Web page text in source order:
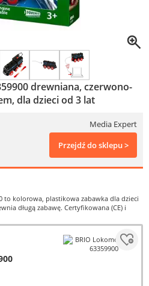
drewniana, czerwono-
dla dzieci od 3 lat
Media Expert
Przejdź do sklepu >
to kolorowa, plastikowa zabawka dla dzieci
długą zabawę. Certyfikowana (CE) i